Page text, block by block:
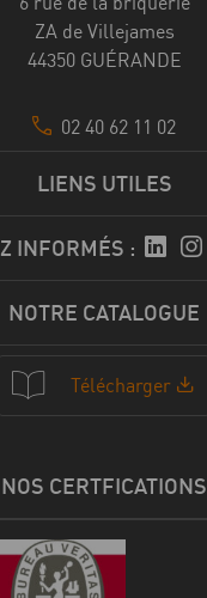
ZA de Villejames
44350 GUÉRANDE
02 40 62 11 02
LIENS UTILES
INFORMÉS :
NOTRE CATALOGUE
Télécharger
NOS CERTFICATIONS